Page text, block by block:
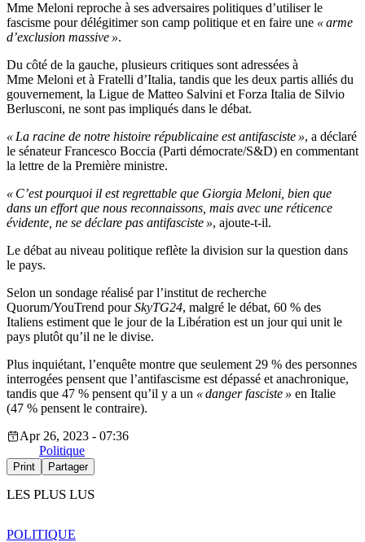
Mme Meloni reproche à ses adversaires politiques d’utiliser le
fascisme pour délégitimer son camp politique et en faire une « arme
d’exclusion massive ».
Du côté de la gauche, plusieurs critiques sont adressées à
Mme Meloni et à Fratelli d’Italia, tandis que les deux partis alliés du
gouvernement, la Ligue de Matteo Salvini et Forza Italia de Silvio
Berlusconi, ne sont pas impliqués dans le débat.
« La racine de notre histoire républicaine est antifasciste », a déclaré
le sénateur Francesco Boccia (Parti démocrate/S&D) en commentant
la lettre de la Première ministre.
« C’est pourquoi il est regrettable que Giorgia Meloni, bien que
dans un effort que nous reconnaissons, mais avec une réticence
évidente, ne se déclare pas antifasciste », ajoute-t-il.
Le débat au niveau politique reflète la division sur la question dans
le pays.
Selon un sondage réalisé par l’institut de recherche
Quorum/YouTrend pourSkyTG24, malgré le débat, 60 % des
Italiens estiment que le jour de la Libération est un jour qui unit le
pays plutôt qu’il ne le divise.
Plus inquiétant, l’enquête montre que seulement 29 % des personnes
interrogées pensent que l’antifascisme est dépassé et anachronique,
tandis que 47 % pensent qu’il y a un « danger fasciste » en Italie
(47 % pensent le contraire).
Apr 26, 2023 - 07:36
Politique
Print Partager
LES PLUS LUS
POLITIQUE